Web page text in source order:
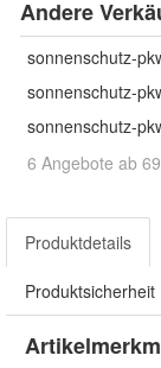
Andere
sonnenschutz-
sonnenschutz-
sonnenschutz-
6 Angebote ab
Produktdetails
Produktsicherheit